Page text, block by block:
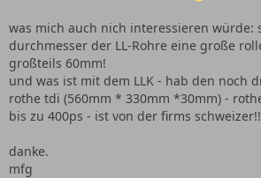
was mich auch nich interessieren würde:
durchmesser der LL-Rohre eine große
großteils 60mm!
und was ist mit dem LLK - hab den noch
rothe tdi (560mm * 330mm *30mm) -
bis zu 400ps - ist von der firms schweizer!!
danke.
mfg